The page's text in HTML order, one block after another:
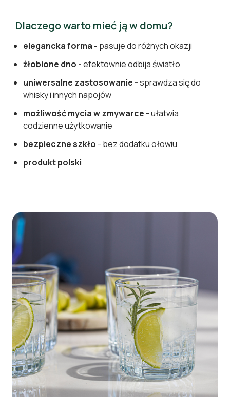
Dlaczego warto mieć ją w domu?
elegancka forma - pasuje do różnych okazji
żłobione dno -efektownie odbija światło
uniwersalne zastosowanie -sprawdza się do
whisky i innych napojów
możliwość mycia w zmywarce - ułatwia
codzienne użytkowanie
bezpieczne szkło - bez dodatku ołowiu
produkt polski